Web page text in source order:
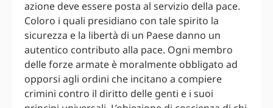
azione deve essere posta al servizio della pace.
Coloro i quali presidiano con tale spirito la
sicurezza e la libertà di un Paese danno un
autentico contributo alla pace. Ogni membro
delle forze armate è moralmente obbligato ad
opporsi agli ordini che incitano a compiere
crimini contro il diritto delle genti e i suoi